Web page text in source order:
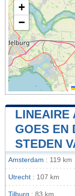
+
−
LINEAIRE
GOES EN
STEDEN
Amsterdam : 119 km
Utrecht : 107 km
Tilburg : 83 km